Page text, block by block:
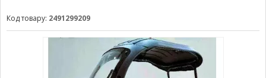
Код товару: 2491299209